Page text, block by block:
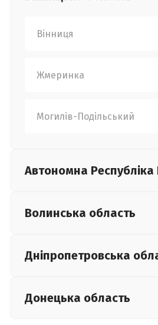
Вінниця
Жмеринка
Могилів-Подільський
Автономна
Волинська область
Дніпропетровська
Донецька область